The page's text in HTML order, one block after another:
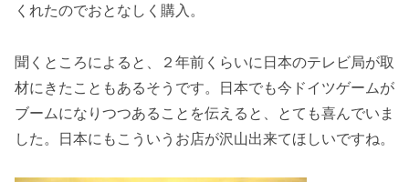
くれたのでおとなしく購入。
聞くところによると、２年前くらいに日本のテレビ局が取
材にきたこともあるそうです。日本でも今ドイツゲームが
ブームになりつつあることを伝えると、とても喜んでいま
した。日本にもこういうお店が沢山出来てほしいですね。